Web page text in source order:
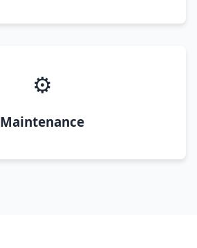
⚙️
Maintenance